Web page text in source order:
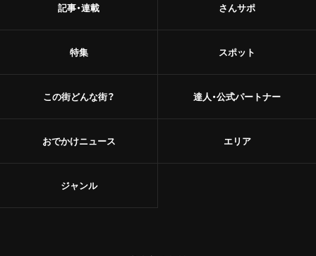
記事・連載
特集
この街どんな街？
おでかけニュース
さんサポ
スポット
達人・公式パートナー
エリア
ジャンル